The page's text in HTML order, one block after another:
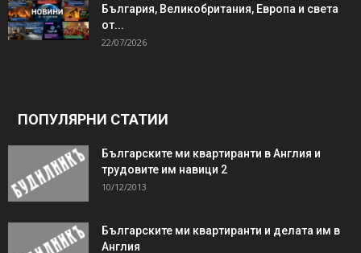
България, Великобритания, Европа и света
от...
22/07/2026
ПОПУЛЯРНИ СТАТИИ
Българските ми квартиранти в Англия и
трудовите им навици 2
10/12/2013
Българските ми квартиранти и делата им в
Англия